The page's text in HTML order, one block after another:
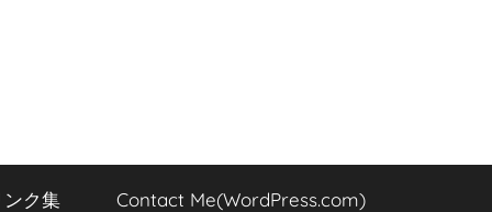
ク集 Contact Me(WordPress.com)